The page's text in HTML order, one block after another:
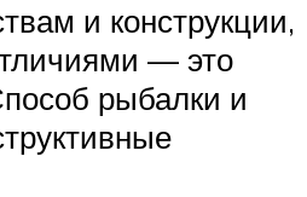
и конструкции,
— это
рыбалки и